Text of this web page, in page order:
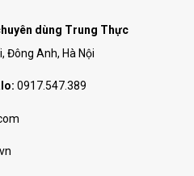
dùng Trung Thực
Đông Anh, Hà Nội
0917.547.389